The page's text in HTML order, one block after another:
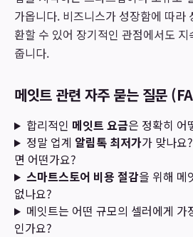
가옵니다. 비즈니스가 성장함에 따라
환할 수 있어 장기적인 관점에서도
줍니다.
메잇트 관련 자주 묻는 질문
합리적인 메잇트 요금은 정확히 어
정말 업계 알림톡 최저가가 맞나요
면 어떤가요?
스마트스토어 비용 절감을 위해 메
없나요?
메잇트는 어떤 규모의 셀러에게 가
인가요?